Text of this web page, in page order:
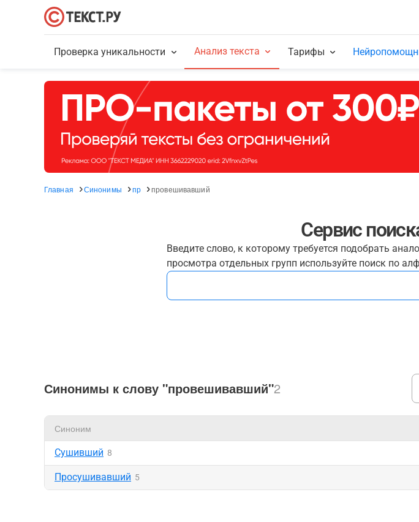
Проверка уникальности Анализ текста Тарифы
Главная Синонимы пр провешивавший
Сервис
Введите слово, к которому требуется подобрать
просмотра отдельных групп используйте поиск по
Синонимы к слову "провешивавший"2
Синоним
Сушивший 8
Просушивавший 5